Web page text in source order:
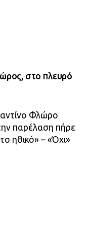
στο πλευρό
Φλώρο
παρέλαση πήρε
ηθικό» – «Όχι»